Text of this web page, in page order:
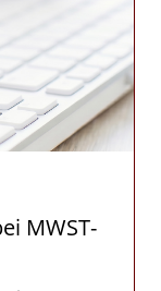
MWST-